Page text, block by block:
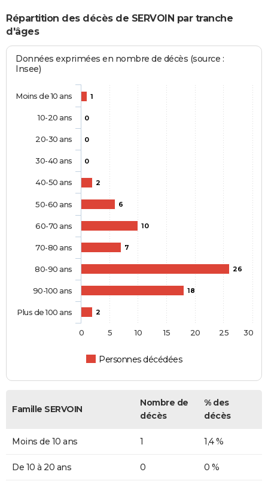
Répartition des décès de SERVOIN par tranche
d'âges
Données exprimées en nombre de décès (source :
Insee)
1
0
0
0
2
6
10
7
26
18
2
Personnes décédées
Moins de 10 ans
10-20 ans
20-30 ans
30-40 ans
40-50 ans
50-60 ans
60-70 ans
70-80 ans
80-90 ans
90-100 ans
Plus de 100 ans
0 5 10 15 20 25 30
Famille SERVOIN
Nombre de
décès
% des
décès
Moins de 10 ans 1 1,4 %
De 10 à 20 ans 0 0 %